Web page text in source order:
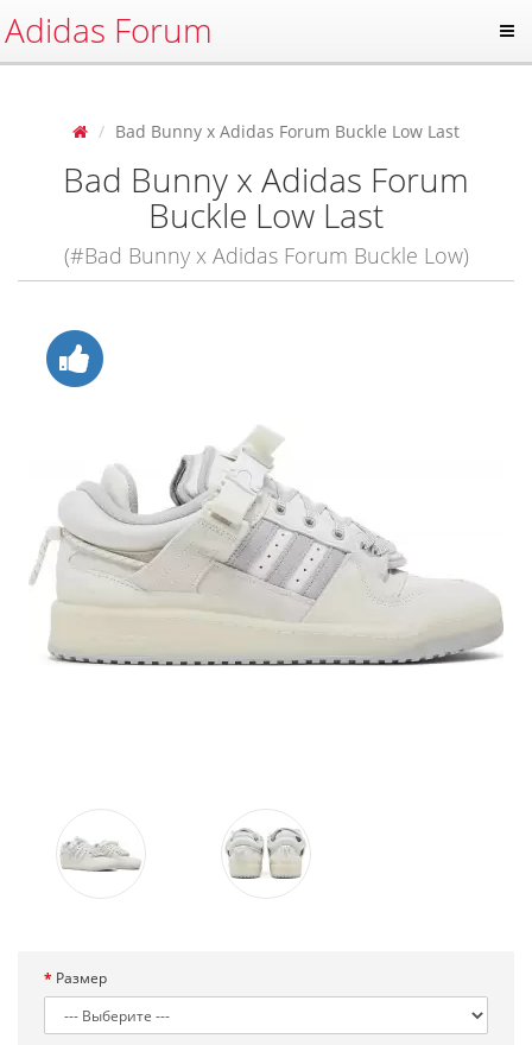
Adidas Forum
Bad Bunny x Adidas Forum Buckle Low Last
Bad Bunny x Adidas Forum
Buckle Low Last
(#Bad Bunny x Adidas Forum Buckle Low)
Размер